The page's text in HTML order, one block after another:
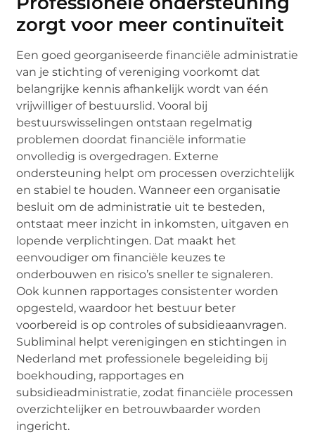
zorgt voor meer continuïteit
Een goed georganiseerde financiële administratie
van je stichting of vereniging voorkomt dat
belangrijke kennis afhankelijk wordt van één
vrijwilliger of bestuurslid. Vooral bij
bestuurswisselingen ontstaan regelmatig
problemen doordat financiële informatie
onvolledig is overgedragen. Externe
ondersteuning helpt om processen overzichtelijk
en stabiel te houden. Wanneer een organisatie
besluit om de administratie uit te besteden,
ontstaat meer inzicht in inkomsten, uitgaven en
lopende verplichtingen. Dat maakt het
eenvoudiger om financiële keuzes te
onderbouwen en risico’s sneller te signaleren.
Ook kunnen rapportages consistenter worden
opgesteld, waardoor het bestuur beter
voorbereid is op controles of subsidieaanvragen.
Subliminal helpt verenigingen en stichtingen in
Nederland met professionele begeleiding bij
boekhouding, rapportages en
subsidieadministratie, zodat financiële processen
overzichtelijker en betrouwbaarder worden
ingericht.